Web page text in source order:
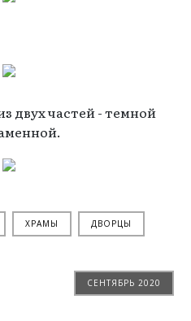
двух частей - темной
ХРАМЫ ДВОРЦЫ
СЕНТЯБРЬ 2020